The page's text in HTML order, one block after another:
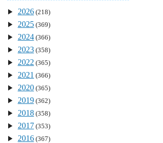
2026(218)
2025(369)
2024(366)
2023(358)
2022(365)
2021 (366)
2020(365)
2019(362)
2018(358)
2017(353)
2016(367)